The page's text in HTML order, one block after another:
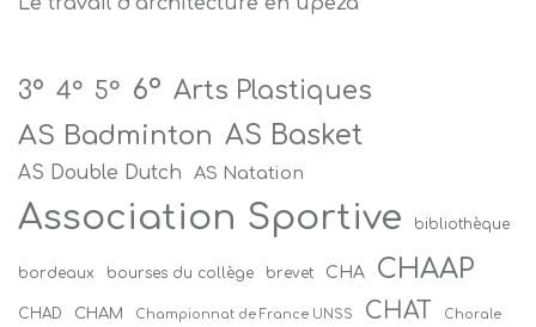
3° 4° 5° 6° Arts Plastiques
AS Badminton AS Basket
AS Double Dutch AS Natation
Association Sportive bibliothèque
bordeaux bourses du collège brevet CHA CHAAP
CHAD CHAM Championnat de France UNSS CHAT Chorale